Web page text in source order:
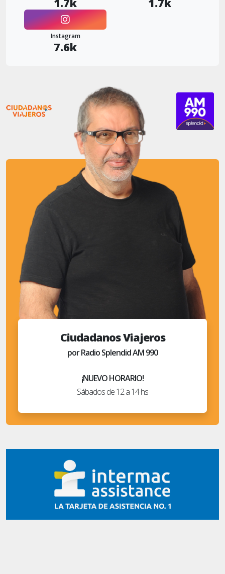
Instagram
7.6k
Ciudadanos Viajeros
por Radio Splendid AM 990
¡NUEVO HORARIO!
Sábados de 12 a 14 hs